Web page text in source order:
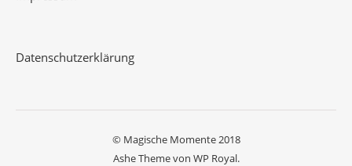
Datenschutzerklärung
© Magische Momente 2018
Ashe Theme von WP Royal.